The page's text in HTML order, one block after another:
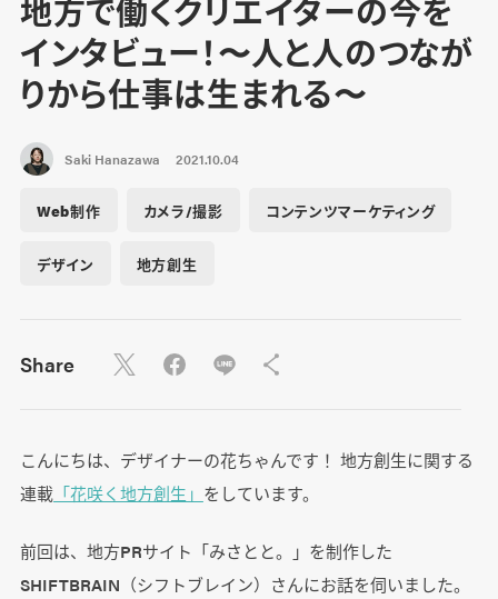
地方で働くクリエイターの今を
インタビュー！〜人と人のつなが
りから仕事は生まれる〜
Saki Hanazawa 2021.10.04
Web制作 カメラ/撮影 コンテンツマーケティング
デザイン 地方創生
Share
こんにちは、デザイナーの花ちゃんです！ 地方創生に関する
連載「花咲く地方創生」 をしています。
前回は、地方PRサイト「みさとと。」を制作した
SHIFTBRAIN（シフトブレイン）さんにお話を伺いました。